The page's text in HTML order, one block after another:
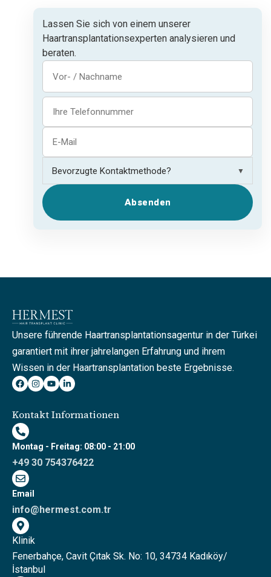
Lassen Sie sich von einem unserer
Haartransplantationsexperten analysieren und
beraten.
▼
Absenden
Unsere führende Haartransplantationsagentur in der Türkei
garantiert mit ihrer jahrelangen Erfahrung und ihrem
Wissen in der Haartransplantation beste Ergebnisse.
Kontakt Informationen
Montag - Freitag: 08:00 - 21:00
+49 30 754376422
Email
info@hermest.com.tr
Klinik
Fenerbahçe, Cavit Çıtak Sk. No: 10, 34734 Kadıköy/
İstanbul